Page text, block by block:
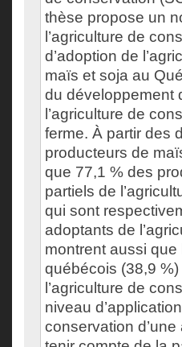
thèse propose un
l’agriculture de
d’adoption de
maïs et soja au
du développement
l’agriculture de
ferme. À partir des
producteurs de
que 77,1 % des
partiels de
qui sont
adoptants de
montrent aussi
québécois (38,9
l’agriculture de
niveau
conservation